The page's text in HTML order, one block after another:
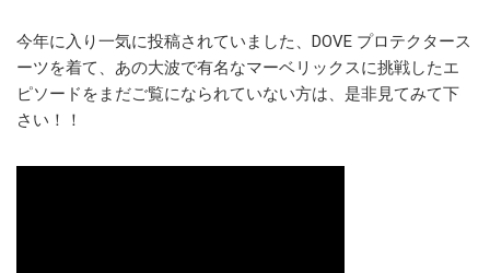
今年に入り一気に投稿されていました、DOVE プロテクタース
ーツを着て、あの大波で有名なマーベリックスに挑戦したエ
ピソードをまだご覧になられていない方は、是非見てみて下
さい！！